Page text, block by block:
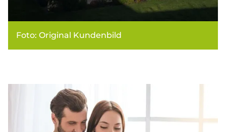
Foto: Original Kundenbild